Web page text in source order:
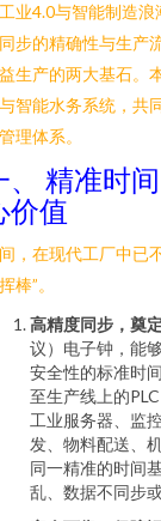
业4.0与智能制造
步的精确性与生产
生产的两大基石。
智能水务系统，共
理体系。
、 精准时
价值
，在现代工厂中已
棒”。
高精度同步，奠
议）电子钟，能
安全性的标准时
至生产线上的
工业服务器、监
发、物料配送、
同一精准的时间
乱、数据不同步